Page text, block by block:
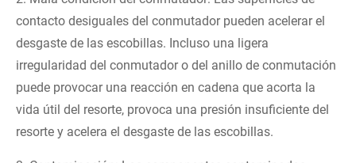
contacto desiguales del conmutador pueden acelerar el
desgaste de las escobillas. Incluso una ligera
irregularidad del conmutador o del anillo de conmutación
puede provocar una reacción en cadena que acorta la
vida útil del resorte, provoca una presión insuficiente del
resorte y acelera el desgaste de las escobillas.